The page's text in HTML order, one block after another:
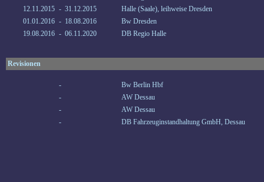
12.11.2015 - 31.12.2015
Halle (Saale), leihweise Dresden
01.01.2016 - 18.08.2016
Bw Dresden
19.08.2016 - 06.11.2020 DB Regio Halle
Revisionen
-
Bw Berlin Hbf
-
AW Dessau
-
AW Dessau
-
DB Fahrzeuginstandhaltung GmbH, Dessau